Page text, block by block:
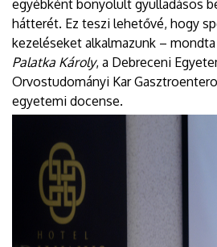
egyébként bonyolult gyulladásos
hátterét. Ez teszi lehetővé, hogy
kezeléseket alkalmazunk –
Palatka Károly, a Debreceni
Orvostudományi Kar
egyetemi docense.